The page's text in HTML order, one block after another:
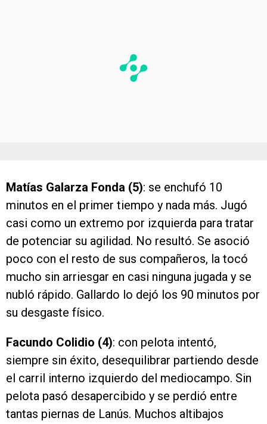
Matías Galarza Fonda (5): se enchufó 10
minutos en el primer tiempo y nada más. Jugó
casi como un extremo por izquierda para tratar
de potenciar su agilidad. No resultó. Se asoció
poco con el resto de sus compañeros, la tocó
mucho sin arriesgar en casi ninguna jugada y se
nubló rápido. Gallardo lo dejó los 90 minutos por
su desgaste físico.
Facundo Colidio (4): con pelota intentó,
siempre sin éxito, desequilibrar partiendo desde
el carril interno izquierdo del mediocampo. Sin
pelota pasó desapercibido y se perdió entre
tantas piernas de Lanús. Muchos altibajos